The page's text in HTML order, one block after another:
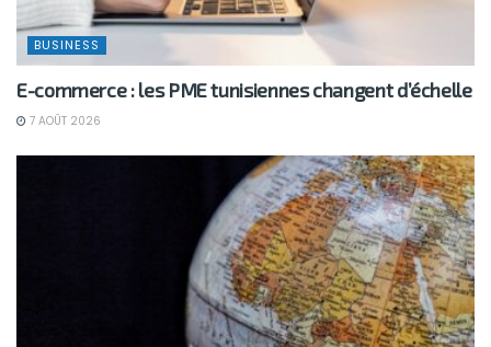
BUSINESS
E-commerce : les PME tunisiennes changent d’échelle
7 AOÛT 2026